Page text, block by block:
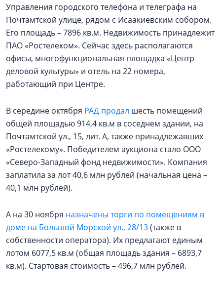
Управления городского телефона и телеграфа на
Почтамтской улице, рядом с Исаакиевским собором.
Его площадь – 7896 кв.м. Недвижимость принадлежит
ПАО «Ростелеком». Сейчас здесь располагаются
офисы, многофункциональная площадка «Центр
деловой культуры» и отель на 22 номера,
работающий при Центре.
В середине октября РАД продал шесть помещений
общей площадью 914,4 кв.м в соседнем здании, на
Почтамтской ул., 15, лит. А, также принадлежавших
«Ростелекому». Победителем аукциона стало ООО
«Северо-Западный фонд недвижимости». Компания
заплатила за лот 40,6 млн рублей (начальная цена –
40,1 млн рублей).
А на 30 ноября назначены торги по помещениям в
доме на Большой Морской ул., 28/13(также в
собственности оператора). Их предлагают единым
лотом 6077,5 кв.м (общая площадь здания – 6893,7
кв.м). Стартовая стоимость – 496,7 млн рублей.